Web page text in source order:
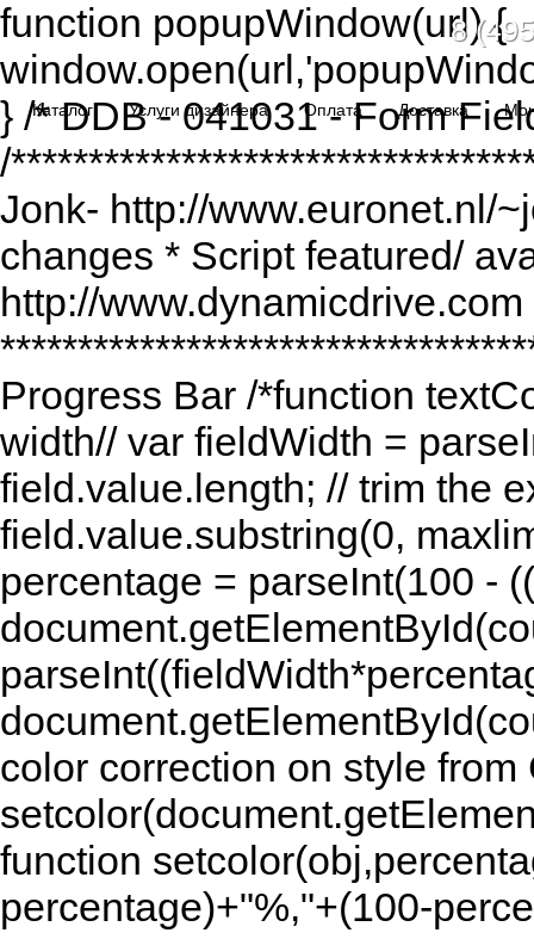
function popupWindow(url) {
} /* DDB - 041031 - Form
/
Jonk- http://www.euronet.nl/
changes * Script featured/
http://
Progress Bar /*function
width// var fieldWidth =
field.value.length; // trim the
field.value.substring(0,
percentage = parseInt(100 -
color correction on style
function
percentage)+"%,"+(100-
8
Каталог Услуги дизайнера Оплата Доставка